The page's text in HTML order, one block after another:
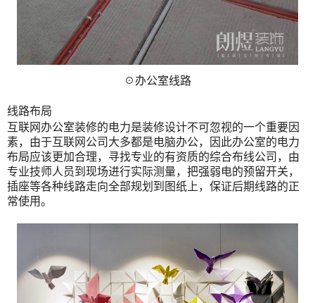
☉办公室线路
线路布局
互联网办公室装修的电力是装修设计不可忽视的一个重要因
素，由于互联网公司大多都是电脑办公，因此办公室的电力
布局应该更加合理，寻找专业的有资质的综合布线公司，由
专业技师人员到现场进行实际测量，把强弱电的预留开关，
插座等各种线路走向全部规划到图纸上，保证后期线路的正
常使用。